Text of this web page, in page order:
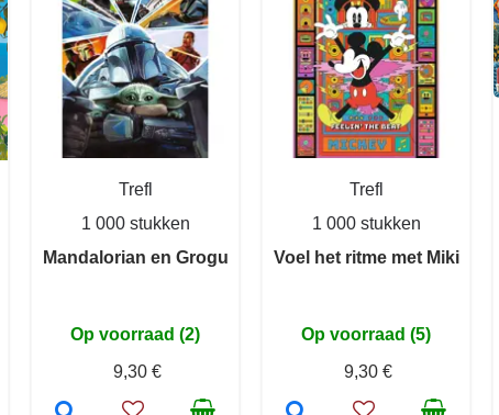
Trefl
1 000 stukken
Mandalorian en Grogu
Op voorraad (2)
9,30 €
Trefl
1 000 stukken
Voel het ritme met Miki
Op voorraad (5)
9,30 €